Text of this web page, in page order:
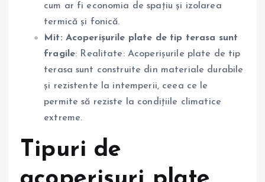
cum ar fi economia de spațiu și izolarea
termică și fonică.
Mit: Acoperișurile plate de tip terasa sunt
fragile: Realitate: Acoperișurile plate de tip
terasa sunt construite din materiale durabile
și rezistente la intemperii, ceea ce le
permite să reziste la condițiile climatice
extreme.
Tipuri de